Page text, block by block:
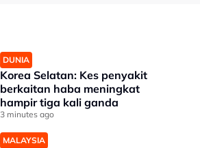
DUNIA
Korea Selatan: Kes penyakit
berkaitan haba meningkat
hampir tiga kali ganda
3 minutes ago
MALAYSIA